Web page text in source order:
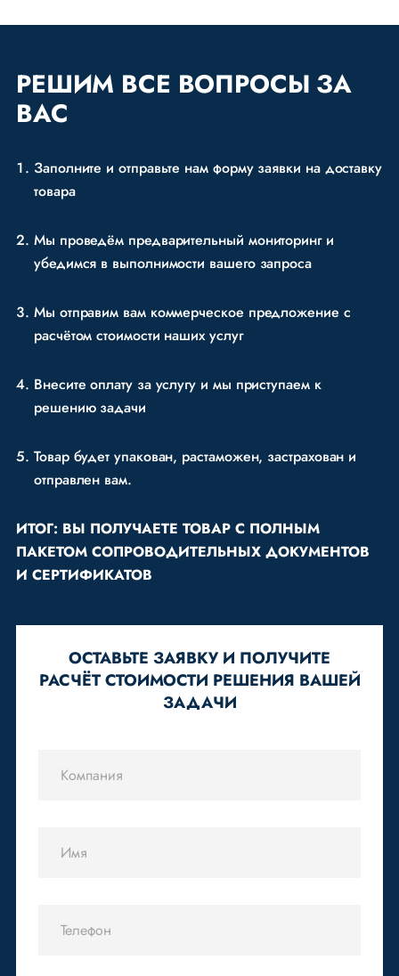
РЕШИМ ВСЕ ВОПРОСЫ ЗА
ВАС
Заполните и отправьте нам форму заявки на доставку
товара
Мы проведём предварительный мониторинг и
убедимся в выполнимости вашего запроса
Мы отправим вам коммерческое предложение с
расчётом стоимости наших услуг
Внесите оплату за услугу и мы приступаем к
решению задачи
Товар будет упакован, растаможен, застрахован и
отправлен вам.
ИТОГ: ВЫ ПОЛУЧАЕТЕ ТОВАР С ПОЛНЫМ
ПАКЕТОМ СОПРОВОДИТЕЛЬНЫХ ДОКУМЕНТОВ
И СЕРТИФИКАТОВ
ОСТАВЬТЕ ЗАЯВКУ И ПОЛУЧИТЕ
РАСЧЁТ СТОИМОСТИ РЕШЕНИЯ ВАШЕЙ
ЗАДАЧИ